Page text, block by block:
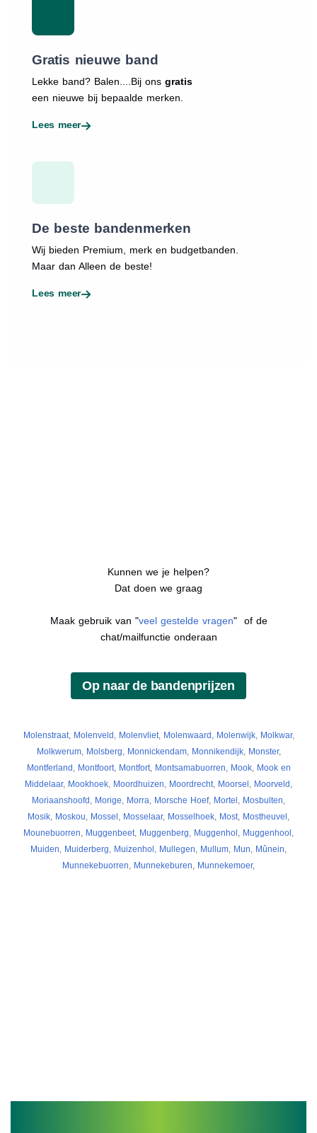
Gratis nieuwe band
Lekke band? Balen....Bij ons gratis
een nieuwe bij bepaalde merken.
Lees meer
De beste bandenmerken
Wij bieden Premium, merk en budgetbanden.
Maar dan Alleen de beste!
Lees meer
Kunnen we je helpen?
Dat doen we graag
Maak gebruik van "veel gestelde vragen" of de
chat/mailfunctie onderaan
Molenstraat, Molenveld Molenvliet, Molenwaard Molenwijk, Molkwar,
Molkwerum, Molsberg Monnickendam, Monnikendijk, Monster,
Montferland
Montfoort, Montfort, Montsamabuorren Mook, Mook en
Middelaar, Mookhoek Moordhuizen Moordrecht Moorsel Moorveld
Moriaanshoofd
Morige Morra Morsche Hoef, Mortel Mosbulten
Mosik Moskou Mossel Mosselaar, Mosselhoek Most Mostheuvel
Mounebuorren
Muggenbeet Muggenberg Muggenhol Muggenhool
Muiden
Muiderberg Muizenhol Mullegen Mullum Mun Mûnein
Munnekebuorren
Munnekeburen Munnekemoer,